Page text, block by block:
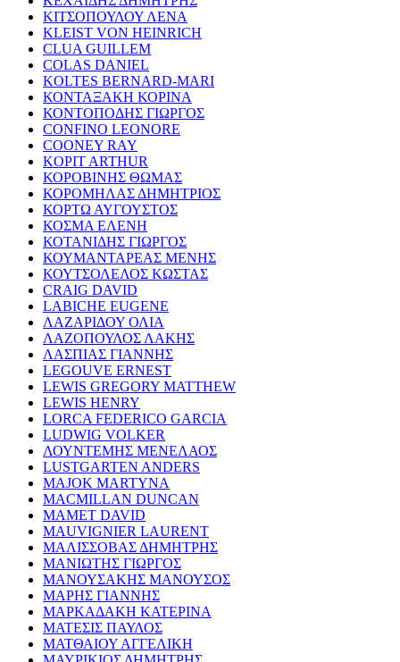
ΚΙΤΣΟΠΟΥΛΟΥ ΛΕΝΑ
KLEIST VON HEINRICH
CLUA GUILLEM
COLAS DANIEL
KOLTES BERNARD-MARI
ΚΟΝΤΑΞΑΚΗ ΚΟΡΙΝΑ
ΚΟΝΤΟΠΟΔΗΣ ΓΙΩΡΓΟΣ
CONFINO LEONORE
COONEY RAY
KOPIT ARTHUR
ΚΟΡΟΒΙΝΗΣ ΘΩΜΑΣ
ΚΟΡΟΜΗΛΑΣ ΔΗΜΗΤΡΙΟΣ
ΚΟΡΤΩ ΑΥΓΟΥΣΤΟΣ
ΚΟΣΜΑ ΕΛΕΝΗ
ΚΟΤΑΝΙΔΗΣ ΓΙΩΡΓΟΣ
ΚΟΥΜΑΝΤΑΡΕΑΣ ΜΕΝΗΣ
ΚΟΥΤΣΟΛΕΛΟΣ ΚΩΣΤΑΣ
CRAIG DAVID
LABICHE EUGENE
ΛΑΖΑΡΙΔΟΥ ΟΛΙΑ
ΛΑΖΟΠΟΥΛΟΣ ΛΑΚΗΣ
ΛΑΣΠΙΑΣ ΓΙΑΝΝΗΣ
LEGOUVE ERNEST
LEWIS GREGORY MATTHEW
LEWIS HENRY
LORCA FEDERICO GARCIA
LUDWIG VOLKER
ΛΟΥΝΤΕΜΗΣ ΜΕΝΕΛΑΟΣ
LUSTGARTEN ANDERS
MAJOK MARTYNA
MACMILLAN DUNCAN
MAMET DAVID
MAUVIGNIER LAURENT
ΜΑΛΙΣΣΟΒΑΣ ΔΗΜΗΤΡΗΣ
ΜΑΝΙΩΤΗΣ ΓΙΩΡΓΟΣ
ΜΑΝΟΥΣΑΚΗΣ ΜΑΝΟΥΣΟΣ
ΜΑΡΗΣ ΓΙΑΝΝΗΣ
ΜΑΡΚΑΔΑΚΗ ΚΑΤΕΡΙΝΑ
ΜΑΤΕΣΙΣ ΠΑΥΛΟΣ
ΜΑΤΘΑΙΟΥ ΑΓΓΕΛΙΚΗ